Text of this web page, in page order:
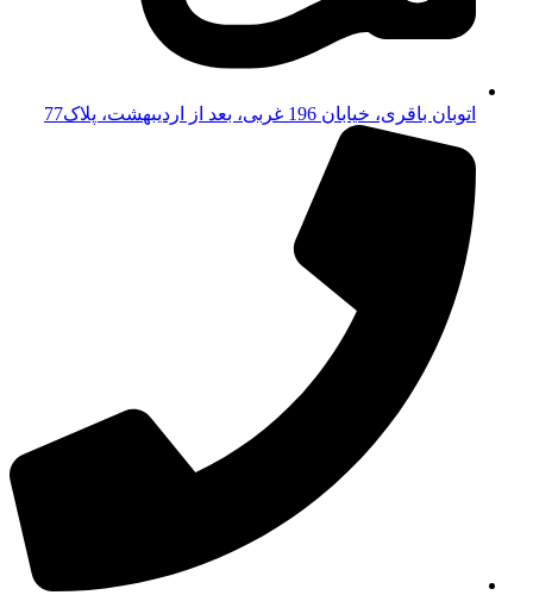
اتوبان باقری، خیابان 196 غربی، بعد از اردیبهشت، پلاک77